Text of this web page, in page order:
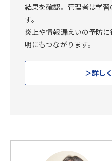
結果を確認。管理者は学
す。
炎上や情報漏えいの予防
明にもつながります。
詳し